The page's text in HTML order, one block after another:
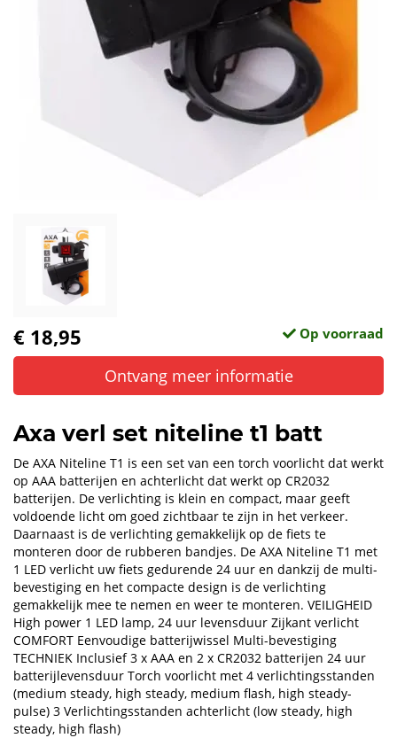
€ 18,95 Op voorraad
Ontvang meer informatie
Axa verl set niteline t1 batt
De AXA Niteline T1 is een set van een torch voorlicht dat werkt
op AAA batterijen en achterlicht dat werkt op CR2032
batterijen. De verlichting is klein en compact, maar geeft
voldoende licht om goed zichtbaar te zijn in het verkeer.
Daarnaast is de verlichting gemakkelijk op de fiets te
monteren door de rubberen bandjes. De AXA Niteline T1 met
1 LED verlicht uw fiets gedurende 24 uur en dankzij de multi-
bevestiging en het compacte design is de verlichting
gemakkelijk mee te nemen en weer te monteren. VEILIGHEID
High power 1 LED lamp, 24 uur levensduur Zijkant verlicht
COMFORT Eenvoudige batterijwissel Multi-bevestiging
TECHNIEK Inclusief 3 x AAA en 2 x CR2032 batterijen 24 uur
batterijlevensduur Torch voorlicht met 4 verlichtingsstanden
(medium steady, high steady, medium flash, high steady-
pulse) 3 Verlichtingsstanden achterlicht (low steady, high
steady, high flash)